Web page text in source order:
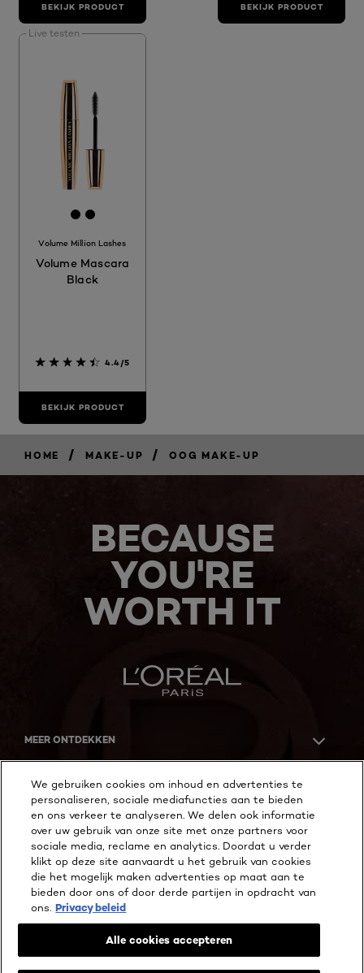
BEKIJK PRODUCT BEKIJK PRODUCT
Live testen
[Color]: #000000
[Color]: #000000
Volume Million Lashes
Volume Mascara
Black
4.4/5
BEKIJK PRODUCT
HOME / MAKE-UP / OOG MAKE-UP
BECAUSE
YOU'RE
WORTH IT
MEER ONTDEKKEN
Instagram
Facebook
YouTube
Cookie Instellingen
Privacy beleid
Wettelijke Bepalingen
Algemene voorwaarden reviews en recensies
We gebruiken cookies om inhoud en advertenties te
personaliseren, sociale mediafuncties aan te bieden
en ons verkeer te analyseren. We delen ook informatie
over uw gebruik van onze site met onze partners voor
sociale media, reclame en analytics. Doordat u verder
klikt op deze site aanvaardt u het gebruik van cookies
die het mogelijk maken advertenties op maat aan te
bieden door ons of door derde partijen in opdracht van
ons. Privacy beleid
Alle cookies accepteren